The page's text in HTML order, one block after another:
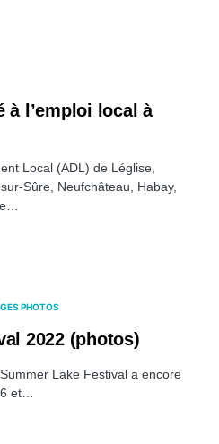
à l’emploi local à
Local (ADL) de Léglise,
Sûre, Neufchâteau, Habay,
PHOTOS
2022 (photos)
Lake Festival a encore
et…